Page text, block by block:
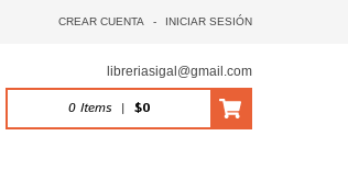
CREAR CUENTA - INICIAR SESIÓN
libreriasigal@gmail.com
0 Items | $0